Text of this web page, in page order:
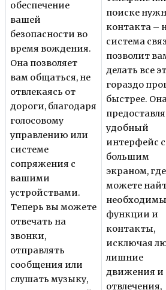
обеспечение
вашей
безопасности во
время вождения.
Она позволяет
вам общаться, не
отвлекаясь от
дороги, благодаря
голосовому
управлению или
системе
сопряжения с
вашими
устройствами.
Теперь вы можете
отвечать на
звонки,
отправлять
сообщения или
слушать музыку,
поиске
контакта –
система
позволит
делать все
гораздо
быстрее.
удобный
интерфейс с
большим
экраном,
можете
функции и
контакты,
исключая
лишние
движения и
отвлечения,